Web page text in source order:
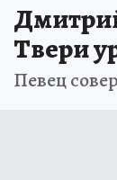
Твери
Певец